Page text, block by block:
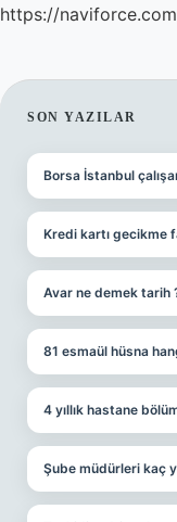
https://
SON YAZILAR
Borsa İstanbul
Kredi kartı gecikme
Avar ne demek tarih
81 esmaül hüsna
4 yıllık hastane
Şube müdürleri kaç